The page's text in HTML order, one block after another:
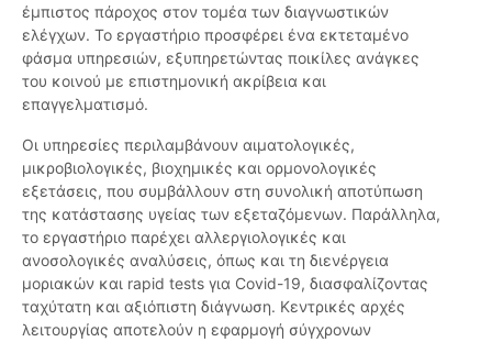
έμπιστος πάροχος στον τομέα των διαγνωστικών
ελέγχων. Το εργαστήριο προσφέρει ένα εκτεταμένο
φάσμα υπηρεσιών, εξυπηρετώντας ποικίλες ανάγκες
του κοινού με επιστημονική ακρίβεια και
επαγγελματισμό.
Οι υπηρεσίες περιλαμβάνουν αιματολογικές,
μικροβιολογικές, βιοχημικές και ορμονολογικές
εξετάσεις, που συμβάλλουν στη συνολική αποτύπωση
της κατάστασης υγείας των εξεταζόμενων. Παράλληλα,
το εργαστήριο παρέχει αλλεργιολογικές και
ανοσολογικές αναλύσεις, όπως και τη διενέργεια
μοριακών και rapid tests για Covid-19, διασφαλίζοντας
ταχύτατη και αξιόπιστη διάγνωση. Κεντρικές αρχές
λειτουργίας αποτελούν η εφαρμογή σύγχρονων